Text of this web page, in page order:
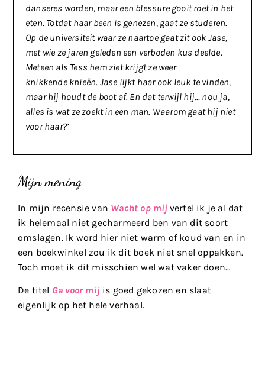
danseres worden, maar een blessure gooit roet in het
eten. Totdat haar been is genezen, gaat ze studeren.
Op de universiteit waar ze naartoe gaat zit ook Jase,
met wie ze jaren geleden een verboden kus deelde.
Meteen als Tess hem ziet krijgt ze weer
knikkende knieën. Jase lijkt haar ook leuk te vinden,
maar hij houdt de boot af. En dat terwijl hij… nou ja,
alles is wat ze zoekt in een man. Waarom gaat hij niet
voor haar?’
Mijn mening
In mijn recensie van Wacht op mij vertel ik je al dat
ik helemaal niet gecharmeerd ben van dit soort
omslagen. Ik word hier niet warm of koud van en in
een boekwinkel zou ik dit boek niet snel oppakken.
Toch moet ik dit misschien wel wat vaker doen…
De titel Ga voor mij is goed gekozen en slaat
eigenlijk op het hele verhaal.